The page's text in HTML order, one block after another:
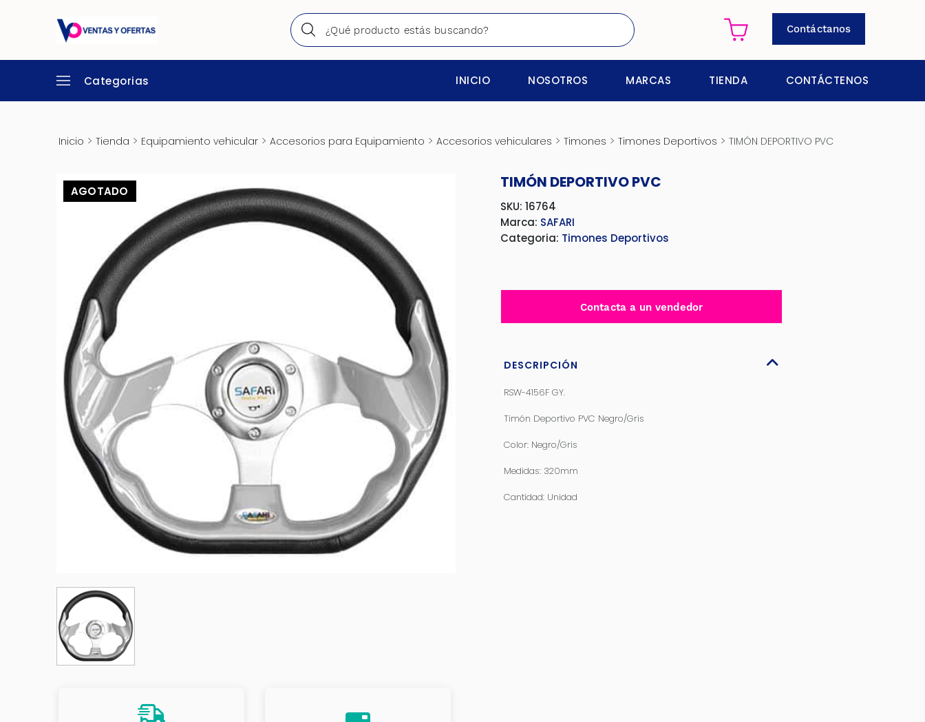
Contáctanos
Categorias INICIO NOSOTROS MARCAS TIENDA CONTÁCTENOS
Inicio > Tienda > Equipamiento vehicular> Accesorios para Equipamiento > Accesorios vehiculares > Timones > Timones Deportivos > TIMÓN DEPORTIVO PVC
AGOTADO TIMÓN DEPORTIVO PVC
SKU: 16764
Marca: SAFARI
Categoria: Timones Deportivos
Contacta a un vendedor
DESCRIPCIÓN
RSW-4156F GY.
Timón Deportivo PVC Negro/Gris
Color: Negro/Gris
Medidas: 320mm
Cantidad: Unidad